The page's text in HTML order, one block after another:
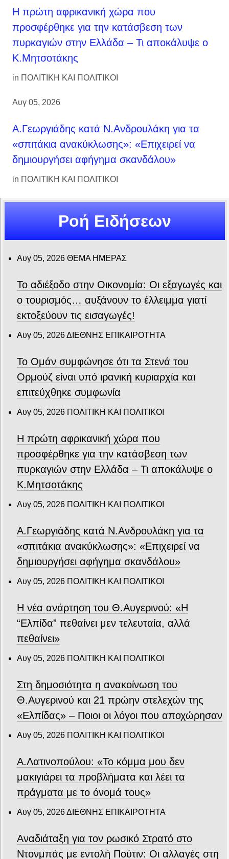
Η πρώτη αφρικανική χώρα που
προσφέρθηκε για την κατάσβεση των
πυρκαγιών στην Ελλάδα – Τι αποκάλυψε ο
Κ.Μητσοτάκης
in ΠΟΛΙΤΙΚΗ ΚΑΙ ΠΟΛΙΤΙΚΟΙ
Αυγ 05, 2026
Α.Γεωργιάδης κατά Ν.Ανδρουλάκη για τα
«σπιτάκια ανακύκλωσης»: «Επιχειρεί να
δημιουργήσει αφήγημα σκανδάλου»
in ΠΟΛΙΤΙΚΗ ΚΑΙ ΠΟΛΙΤΙΚΟΙ
Ροή Ειδήσεων
Αυγ 05, 2026 ΘΕΜΑ ΗΜΕΡΑΣ
Το αδιέξοδο στην Οικονομία: Οι εξαγωγές και
ο τουρισμός… αυξάνουν το έλλειμμα γιατί
εκτοξεύουν τις εισαγωγές!
Αυγ 05, 2026ΔΙΕΘΝΗΣ ΕΠΙΚΑΙΡΟΤΗΤΑ
Το Ομάν συμφώνησε ότι τα Στενά του
Ορμούζ είναι υπό ιρανική κυριαρχία και
επιτεύχθηκε συμφωνία
Αυγ 05, 2026 ΠΟΛΙΤΙΚΗ ΚΑΙ ΠΟΛΙΤΙΚΟΙ
Η πρώτη αφρικανική χώρα που
προσφέρθηκε για την κατάσβεση των
πυρκαγιών στην Ελλάδα – Τι αποκάλυψε ο
Κ.Μητσοτάκης
Αυγ 05, 2026 ΠΟΛΙΤΙΚΗ ΚΑΙ ΠΟΛΙΤΙΚΟΙ
Α.Γεωργιάδης κατά Ν.Ανδρουλάκη για τα
«σπιτάκια ανακύκλωσης»: «Επιχειρεί να
δημιουργήσει αφήγημα σκανδάλου»
Αυγ 05, 2026 ΠΟΛΙΤΙΚΗ ΚΑΙ ΠΟΛΙΤΙΚΟΙ
Η νέα ανάρτηση του Θ.Αυγερινού: «Η
“Ελπίδα” πεθαίνει μεν τελευταία, αλλά
πεθαίνει»
Αυγ 05, 2026 ΠΟΛΙΤΙΚΗ ΚΑΙ ΠΟΛΙΤΙΚΟΙ
Στη δημοσιότητα η ανακοίνωση του
Θ.Αυγερινού και 21 πρώην στελεχών της
«Ελπίδας» – Ποιοι οι λόγοι που αποχώρησαν
Αυγ 05, 2026 ΠΟΛΙΤΙΚΗ ΚΑΙ ΠΟΛΙΤΙΚΟΙ
Α.Λατινοπούλου: «Το κόμμα μου δεν
μακιγιάρει τα προβλήματα και λέει τα
πράγματα με το όνομά τους»
Αυγ 05, 2026ΔΙΕΘΝΗΣ ΕΠΙΚΑΙΡΟΤΗΤΑ
Αναδιάταξη για τον ρωσικό Στρατό στο
Ντονμπάς με εντολή Πούτιν: Οι αλλαγές στη